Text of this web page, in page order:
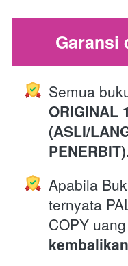
Garansi
ORIGINAL
(ASLI/
Apabila
ternyata
COPY